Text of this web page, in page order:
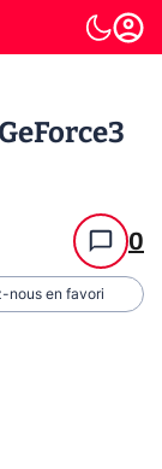
0
nous en favori